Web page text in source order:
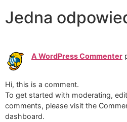
Jedna
A WordPress Commenter
Hi, this is a comment.
To get started with moderating,
comments, please visit the
dashboard.